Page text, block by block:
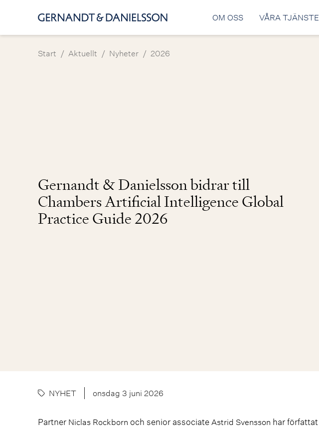
OM OSS VÅRA
Start / Aktuellt / Nyheter / 2026
Gernandt & Danielsson bidrar till
Chambers Artificial Intelligence Global
Practice Guide 2026
NYHET onsdag 3 juni 2026
Partner Niclas Rockborn och senior associateAstrid Svensson har